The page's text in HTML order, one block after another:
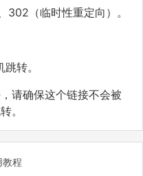
302（临时性重定向）。
转。
请确保这个链接不会被
。
教程